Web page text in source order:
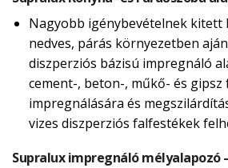
Nagyobb igénybevételnek kitett
nedves, párás környezetben
diszperziós bázisú impregnáló
cement-, beton-, műkő- és gipsz
impregnálására és
vizes diszperziós falfestékek
Supralux impregnáló mélyalapozó